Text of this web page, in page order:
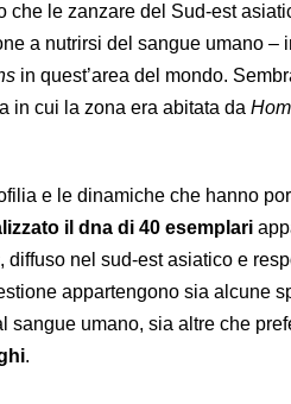
che le zanzare del Sud-est
a nutrirsi del sangue umano –
in quest’area del mondo.
in cui la zona era abitata da
e le dinamiche che hanno
il dna di 40 esemplari
, diffuso nel sud-est asiatico e
appartengono sia alcune
sangue umano, sia altre che
.